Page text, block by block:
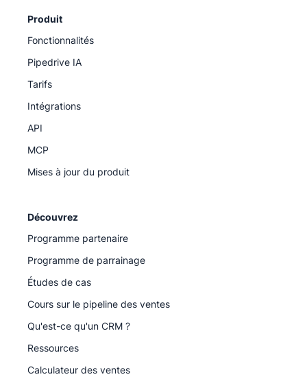
Produit
Fonctionnalités
Pipedrive IA
Tarifs
Intégrations
API
MCP
Mises à jour du produit
Découvrez
Programme partenaire
Programme de parrainage
Études de cas
Cours sur le pipeline des ventes
Qu'est-ce qu'un CRM ?
Ressources
Calculateur des ventes